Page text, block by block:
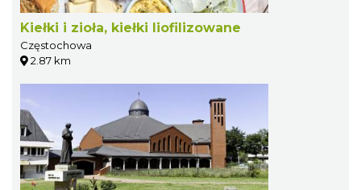
Kiełki i zioła, kiełki liofilizowane
Częstochowa
2.87 km